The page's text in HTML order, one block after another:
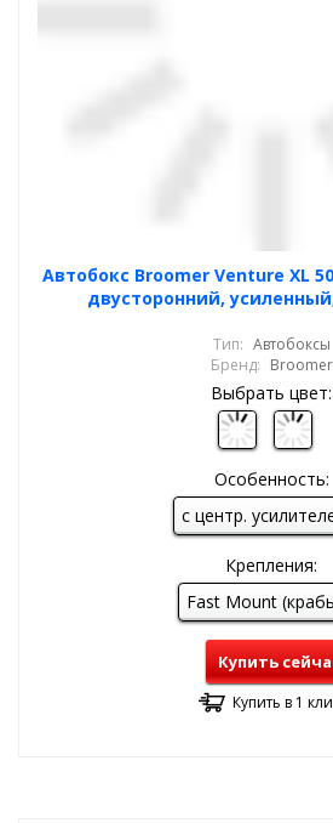
Автобокс Broomer Venture XL
двусторонний,
Тип: Автобоксы
Бренд: Broomer
Выбрать цвет:
Особенность:
с центр.
Крепления:
Fast Mount
Купить
Купить в 1